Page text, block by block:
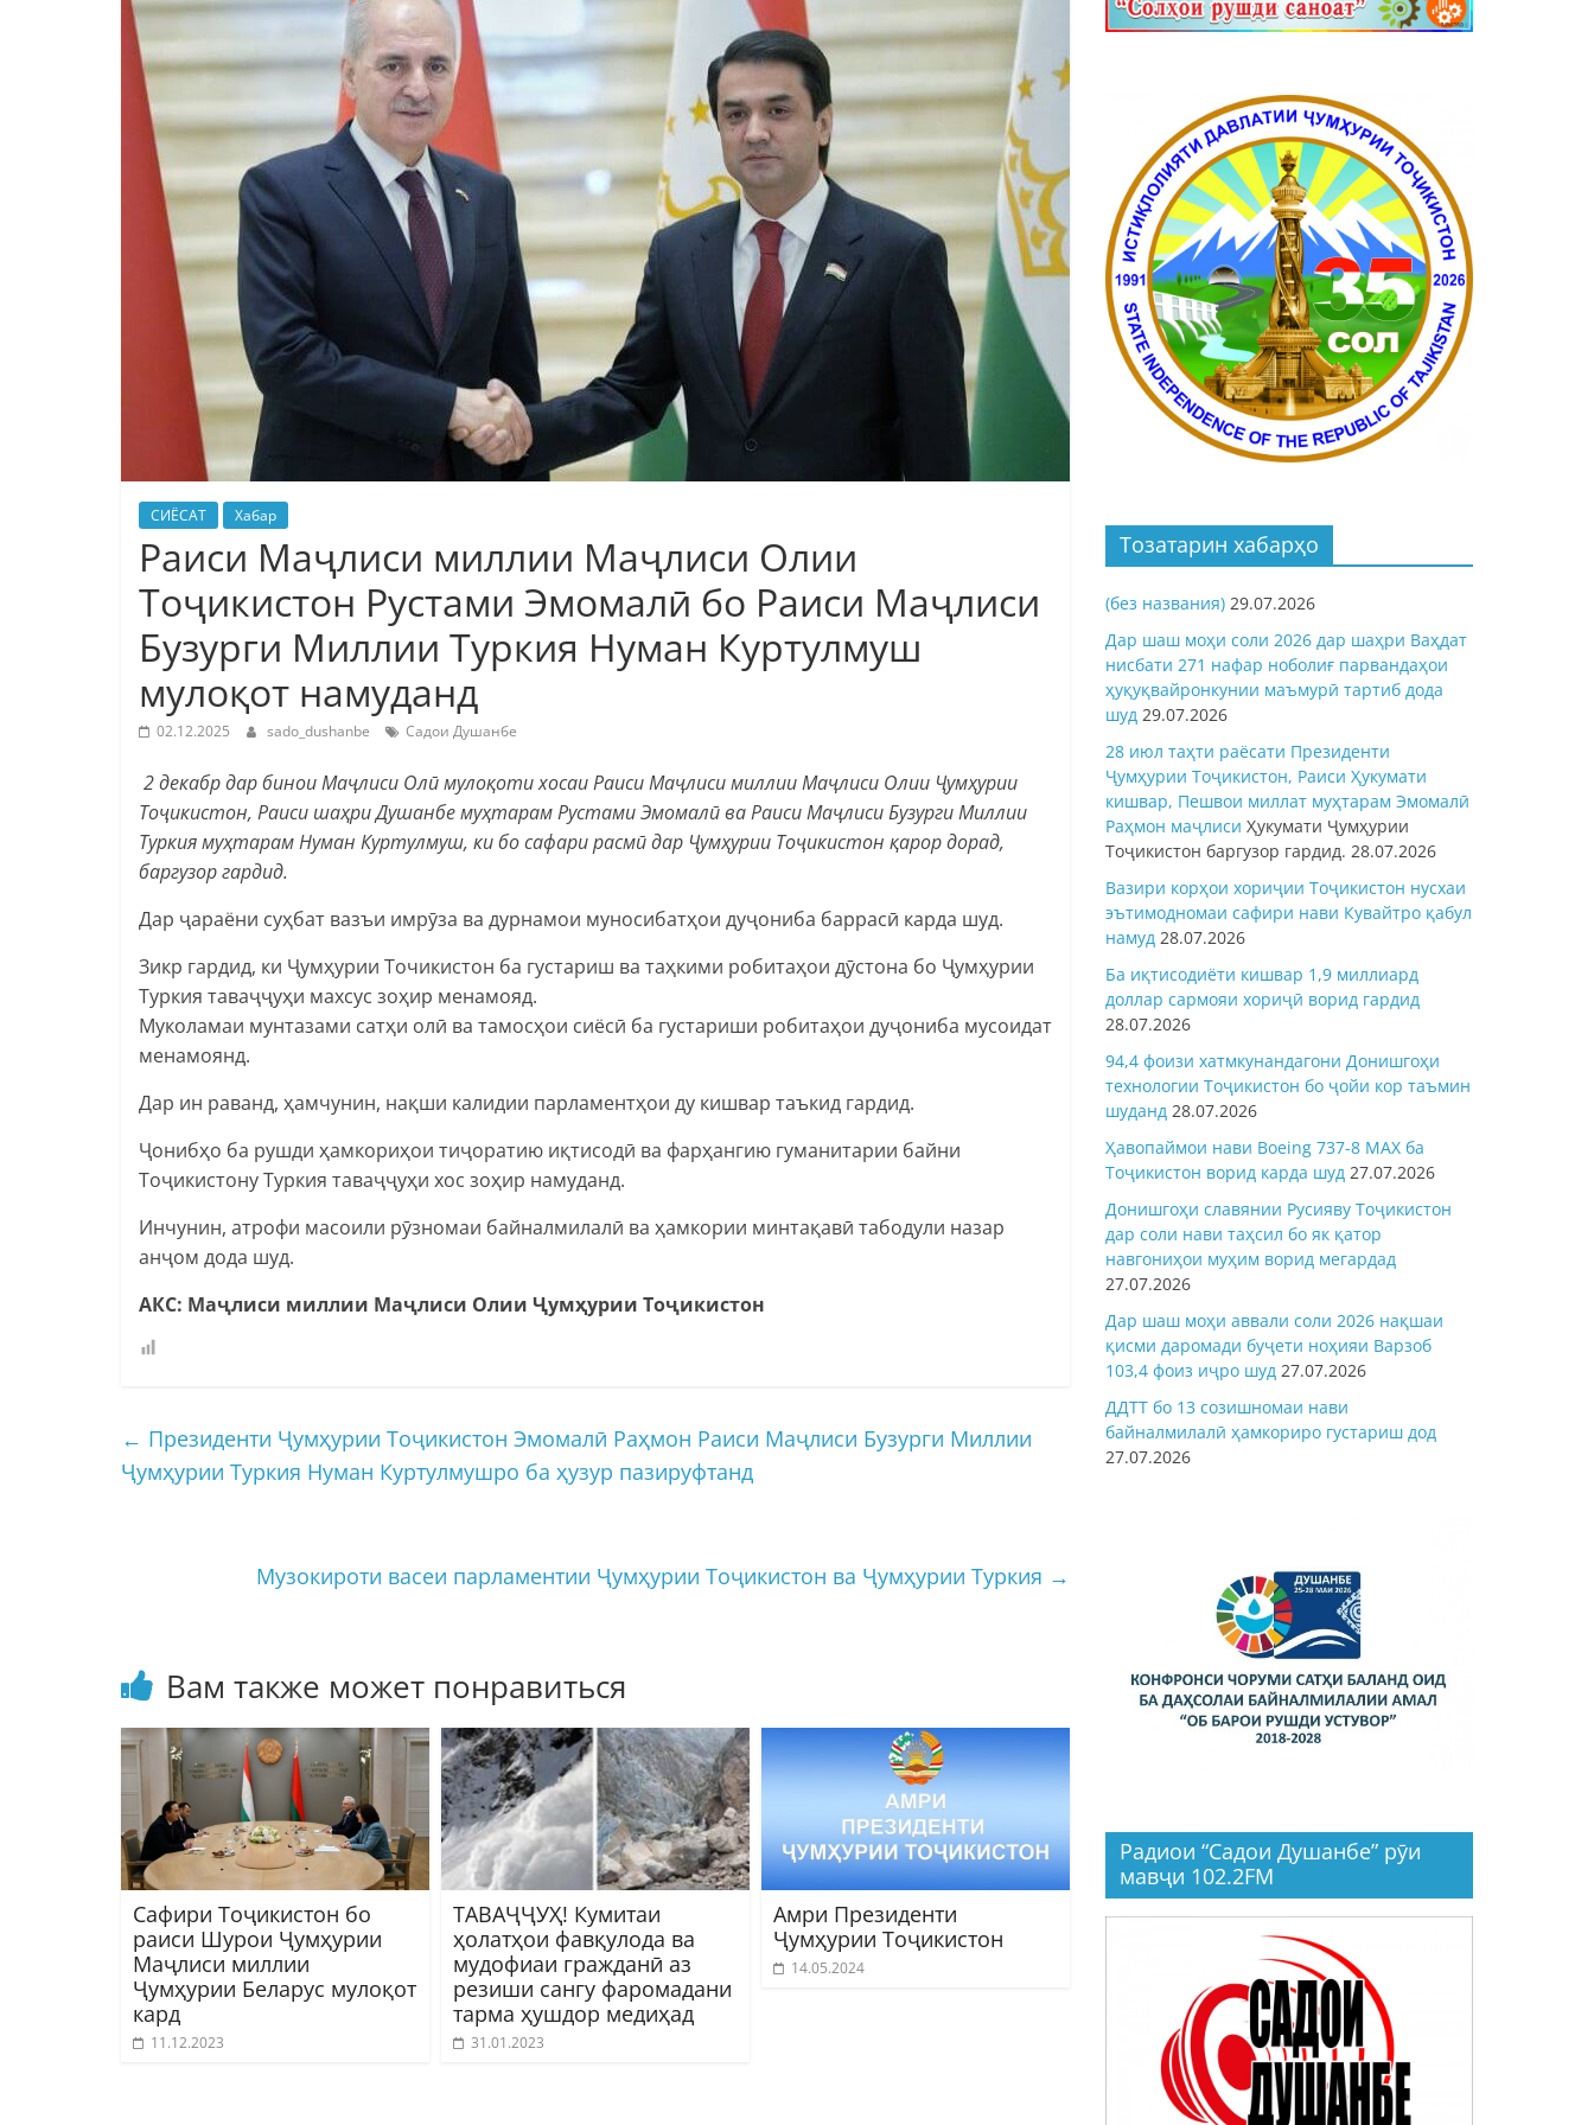
СИЁСАТ Хабар
Раиси Маҷлиси миллии Маҷлиси Олии
Тоҷикистон Рустами Эмомалӣ бо Раиси Маҷлиси
Бузурги Миллии Туркия Нуман Куртулмуш
мулоқот намуданд
02.12.2025 sado_dushanbe Садои Душанбе
2 декабр дар бинои Маҷлиси Олӣ мулоқоти хосаи Раиси Маҷлиси миллии Маҷлиси Олии Ҷумҳурии
Тоҷикистон, Раиси шаҳри Душанбе муҳтарам Рустами Эмомалӣ ва Раиси Маҷлиси Бузурги Миллии
Туркия муҳтарам Нуман Куртулмуш, ки бо сафари расмӣ дар Ҷумҳурии Тоҷикистон қарор дорад,
баргузор гардид.
Дар ҷараёни суҳбат вазъи имрӯза ва дурнамои муносибатҳои дуҷониба баррасӣ карда шуд.
Зикр гардид, ки Ҷумҳурии Точикистон ба густариш ва таҳкими робитаҳои дӯстона бо Ҷумҳурии
Туркия таваҷҷуҳи махсус зоҳир менамояд.
Муколамаи мунтазами сатҳи олӣ ва тамосҳои сиёсӣ ба густариши робитаҳои дуҷониба мусоидат
менамоянд.
Дар ин раванд, ҳамчунин, нақши калидии парламентҳои ду кишвар таъкид гардид.
Ҷонибҳо ба рушди ҳамкориҳои тиҷоратию иқтисодӣ ва фарҳангию гуманитарии байни
Тоҷикистону Туркия таваҷҷуҳи хос зоҳир намуданд.
Инчунин, атрофи масоили рӯзномаи байналмилалӣ ва ҳамкории минтақавӣ табодули назар
анҷом дода шуд.
АКС: Маҷлиси миллии Маҷлиси Олии Ҷумҳурии Тоҷикистон
← Президенти Ҷумҳурии Тоҷикистон Эмомалӣ Раҳмон Раиси Маҷлиси Бузурги Миллии
Ҷумҳурии Туркия Нуман Куртулмушро ба ҳузур пазируфтанд
Музокироти васеи парламентии Ҷумҳурии Тоҷикистон ва Ҷумҳурии Туркия →
Вам также может понравиться
Сафири Тоҷикистон бо
раиси Шурои Ҷумҳурии
Маҷлиси миллии
Ҷумҳурии Беларус мулоқот
кард
11.12.2023
ТАВАҶҶУҲ! Кумитаи
ҳолатҳои фавқулода ва
мудофиаи гражданӣ аз
резиши сангу фаромадани
тарма ҳушдор медиҳад
31.01.2023
Амри Президенти
Ҷумҳурии Тоҷикистон
14.05.2024
Тозатарин хабарҳо
(без названия) 29.07.2026
Дар шаш моҳи соли 2026 дар шаҳри Ваҳдат
нисбати 271 нафар ноболиғ парвандаҳои
ҳуқуқвайронкунии маъмурӣ тартиб дода
шуд 29.07.2026
28 июл таҳти раёсати Президенти
Ҷумҳурии Тоҷикистон, Раиси Ҳукумати
кишвар, Пешвои миллат муҳтарам Эмомалӣ
Раҳмон маҷлиси Ҳукумати Ҷумҳурии
Тоҷикистон баргузор гардид. 28.07.2026
Вазири корҳои хориҷии Тоҷикистон нусхаи
эътимодномаи сафири нави Кувайтро қабул
намуд 28.07.2026
Ба иқтисодиёти кишвар 1,9 миллиард
доллар сармояи хориҷӣ ворид гардид
28.07.2026
94,4 фоизи хатмкунандагони Донишгоҳи
технологии Тоҷикистон бо ҷойи кор таъмин
шуданд 28.07.2026
Ҳавопаймои нави Boeing 737-8 MAX ба
Тоҷикистон ворид карда шуд 27.07.2026
Донишгоҳи славянии Русияву Тоҷикистон
дар соли нави таҳсил бо як қатор
навгониҳои муҳим ворид мегардад
27.07.2026
Дар шаш моҳи аввали соли 2026 нақшаи
қисми даромади буҷети ноҳияи Варзоб
103,4 фоиз иҷро шуд 27.07.2026
ДДТТ бо 13 созишномаи нави
байналмилалӣ ҳамкориро густариш дод
27.07.2026
Радиои “Садои Душанбе” рӯи
мавҷи 102.2FM